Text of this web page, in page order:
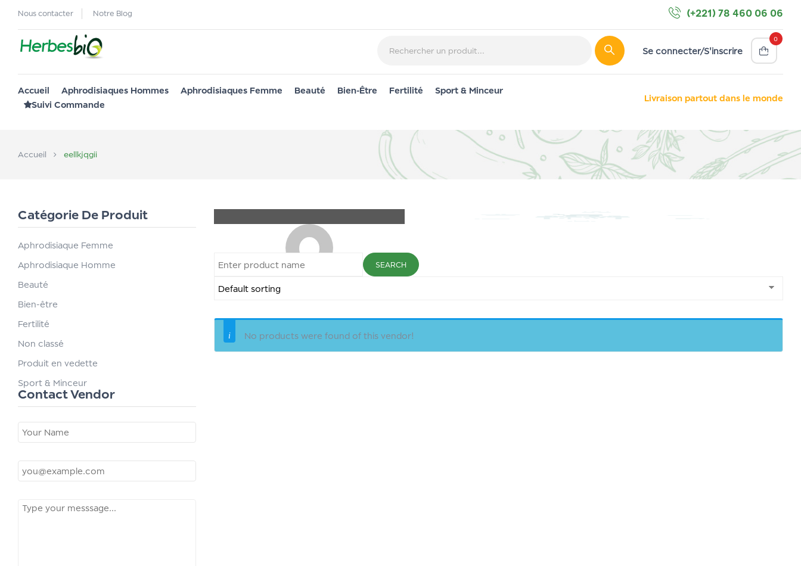
Nous contacter Notre Blog (+221) 78 460 06 06
Se connecter/S'inscrire
0
Accueil Aphrodisiaques Hommes Aphrodisiaques Femme Beauté Bien-Être Fertilité
Sport & Minceur
Suivi Commande
Livraison partout dans le monde
Accueil eellkjqgii
Catégorie De Produit
Aphrodisiaque Femme
Aphrodisiaque Homme
Beauté
Bien-être
Fertilité
Non classé
Produit en vedette
Sport & Minceur
Contact Vendor
No products were found of this vendor!